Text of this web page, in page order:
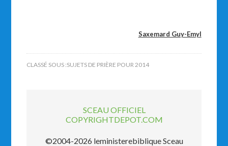
Saxemard Guy-Emyl
CLASSÉ SOUS :SUJETS DE PRIÈRE POUR 2014
SCEAU OFFICIEL
COPYRIGHTDEPOT.COM
©2004-2026 leministerebiblique Sceau